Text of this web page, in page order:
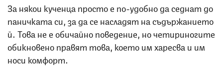
За някои кученца просто е по-удобно да седнат до
паничката си, за да се насладят на съдържанието
й. Това не е обичайно поведение, но четириногите
обикновено правят това, което им харесва и им
носи комфорт.